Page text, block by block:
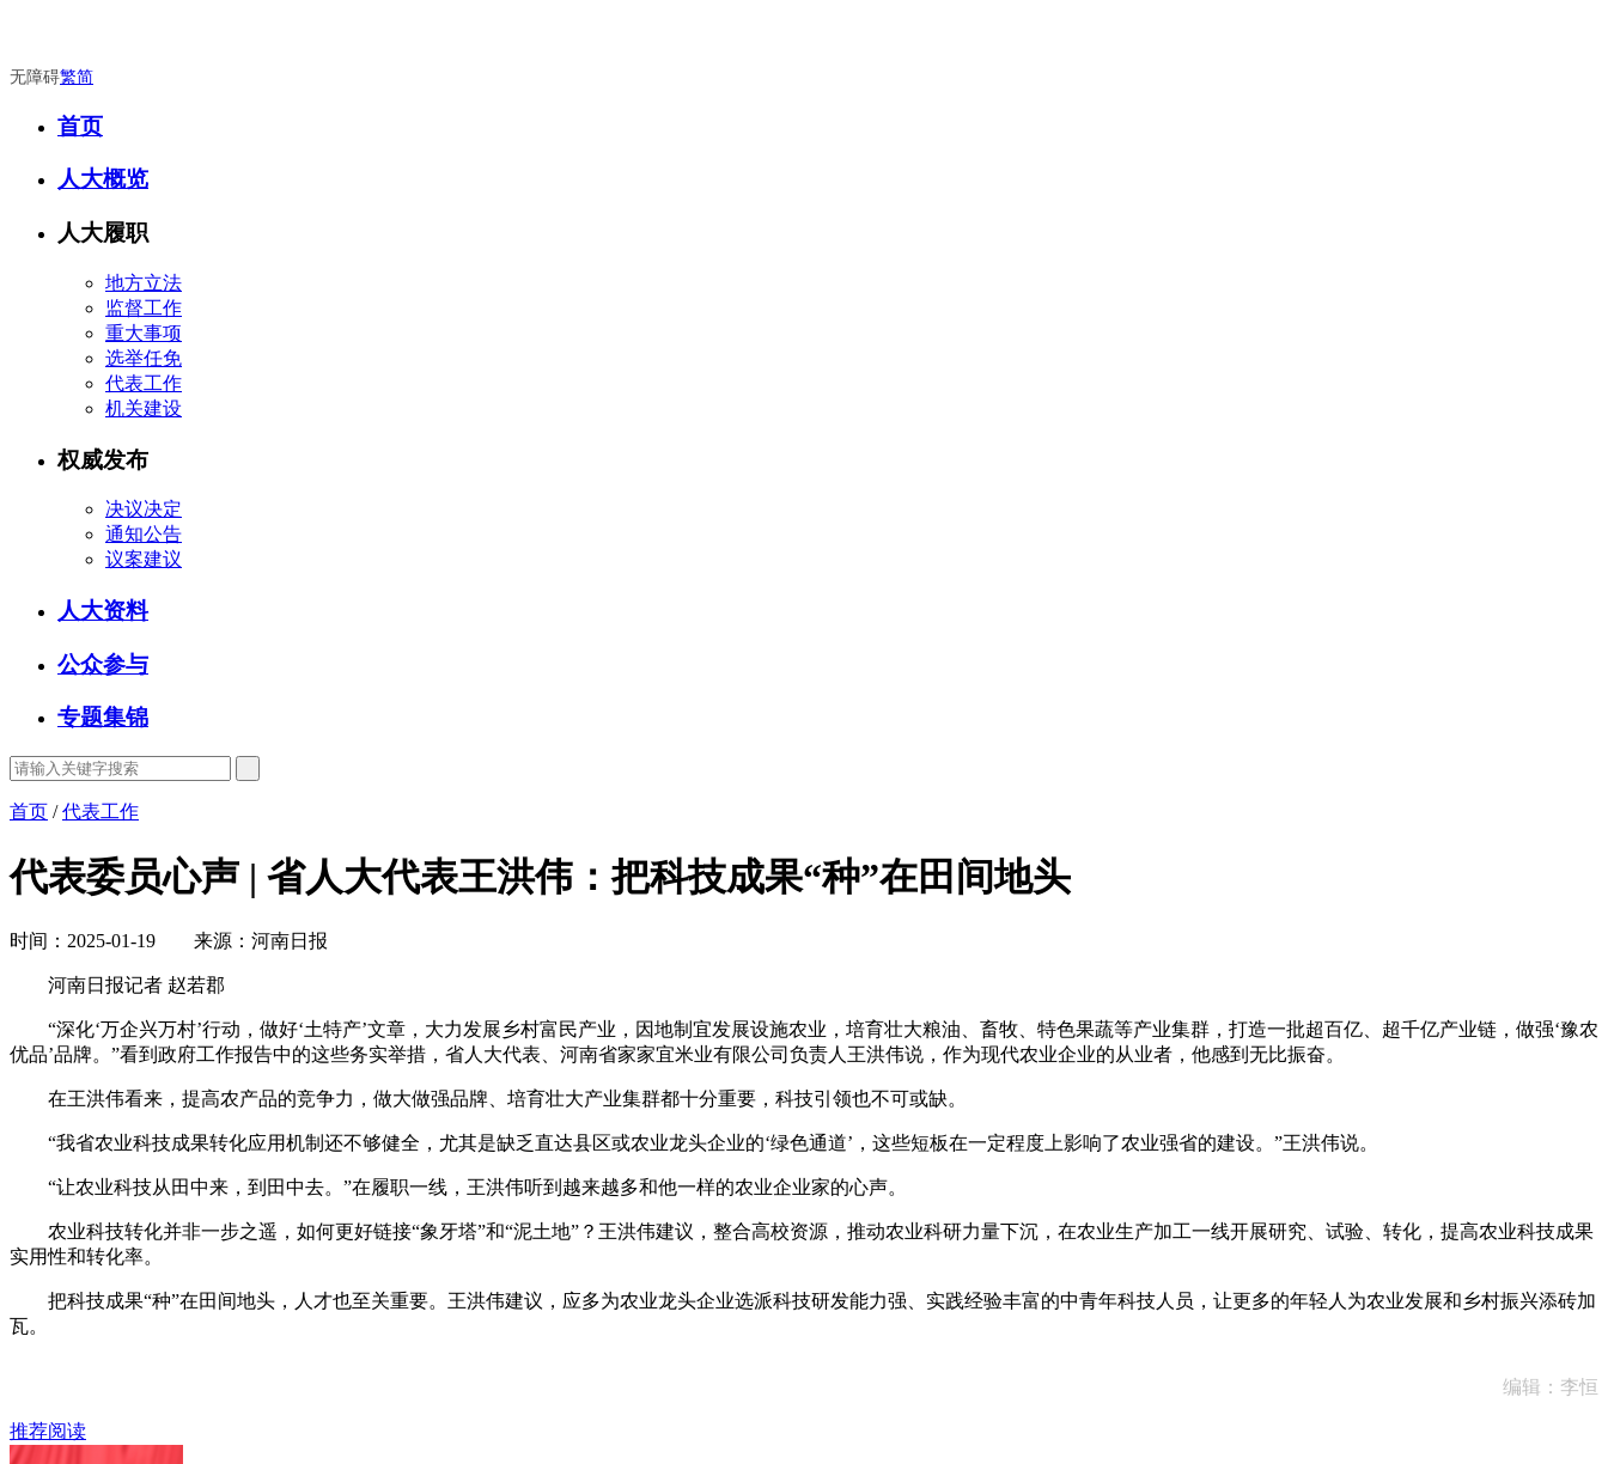
无障碍繁简
首页
人大概览
人大履职
地方立法
监督工作
重大事项
选举任免
代表工作
机关建设
权威发布
决议决定
通知公告
议案建议
人大资料
公众参与
专题集锦
首页 /代表工作
代表委员心声 | 省人大代表王洪伟：把科技成果“种”在田间地头
时间：2025-01-19 来源：河南日报
河南日报记者 赵若郡
“深化‘万企兴万村’行动，做好‘土特产’文章，大力发展乡村富民产业，因地制宜发展设施农业，培育壮大粮油、畜牧、特色果蔬等产业集群，打造一批超百亿、超千亿产业链，做强‘豫农
优品’品牌。”看到政府工作报告中的这些务实举措，省人大代表、河南省家家宜米业有限公司负责人王洪伟说，作为现代农业企业的从业者，他感到无比振奋。
在王洪伟看来，提高农产品的竞争力，做大做强品牌、培育壮大产业集群都十分重要，科技引领也不可或缺。
“我省农业科技成果转化应用机制还不够健全，尤其是缺乏直达县区或农业龙头企业的‘绿色通道’，这些短板在一定程度上影响了农业强省的建设。”王洪伟说。
“让农业科技从田中来，到田中去。”在履职一线，王洪伟听到越来越多和他一样的农业企业家的心声。
农业科技转化并非一步之遥，如何更好链接“象牙塔”和“泥土地”？王洪伟建议，整合高校资源，推动农业科研力量下沉，在农业生产加工一线开展研究、试验、转化，提高农业科技成果
实用性和转化率。
把科技成果“种”在田间地头，人才也至关重要。王洪伟建议，应多为农业龙头企业选派科技研发能力强、实践经验丰富的中青年科技人员，让更多的年轻人为农业发展和乡村振兴添砖加
瓦。
编辑：李恒
推荐阅读